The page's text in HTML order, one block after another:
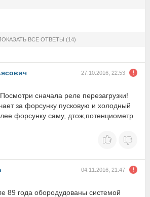
ВСЕ ОТВЕТЫ (14)
27.10.2016, 22:53
сначала реле перезагрузки!
за форсунку пусковую и холодный
форсунку саму, дтож,потенциометр
04.11.2016, 21:47
89 года обородудованы системой